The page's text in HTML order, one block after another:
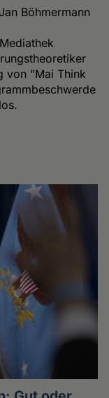
Böhmermann
von "Mai Think